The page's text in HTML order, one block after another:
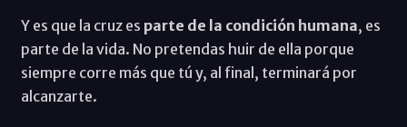
Y es que la cruz es parte de la condición humana, es
parte de la vida. No pretendas huir de ella porque
siempre corre más que tú y, al final, terminará por
alcanzarte.